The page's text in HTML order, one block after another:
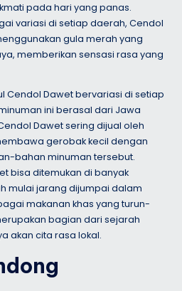
pada hari yang panas.
variasi di setiap daerah, Cendol
gula merah yang
memberikan sensasi rasa yang
Cendol Dawet bervariasi di setiap
ini berasal dari Jawa
Dawet sering dijual oleh
gerobak kecil dengan
bahan minuman tersebut.
bisa ditemukan di banyak
mulai jarang dijumpai dalam
makanan khas yang turun-
bagian dari sejarah
akan cita rasa lokal.